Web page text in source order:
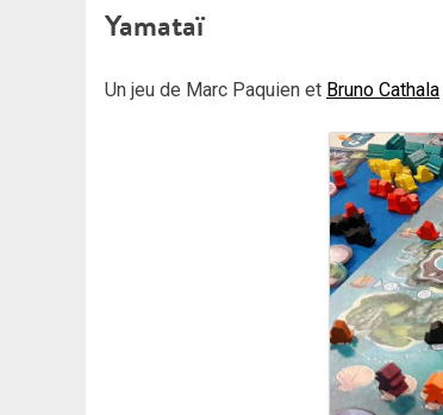
Yamataï
Un jeu de Marc Paquien et Bruno Cathala